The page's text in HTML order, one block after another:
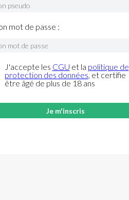
mot de passe :
J'accepte les CGU et la politique de
protection des données, et certifie
être âgé de plus de 18 ans